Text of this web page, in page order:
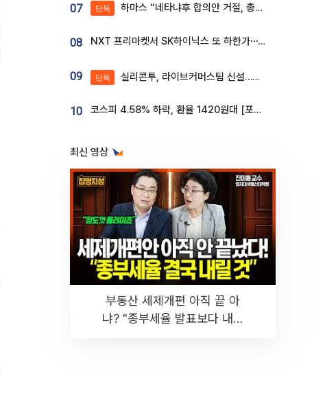
07 단독 하마스 “네타냐후 합의안 거절, 총선 앞두고 시간 끌기”
08 NXT 프리마켓서 SK하이닉스 또 하한가⋯‘11주 거래’에 시초가 왜곡
09 단독 실리콘투, 라이브커머스팀 신설…K뷰티 ‘글로벌 판매망’ 확대[K뷰티 라방戰]
10 코스피 4.58% 하락, 환율 1420원대 [포토]
최신 영상
부동산 세제개편 아직 끝 아
냐? "종부세율 발표보다 내릴